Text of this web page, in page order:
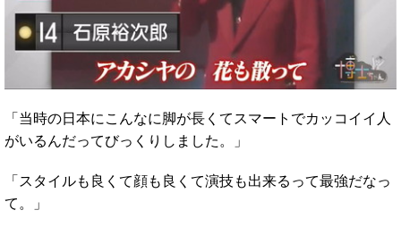
「当時の日本にこんなに脚が長くてスマートでカッコイイ人
がいるんだってびっくりしました。」
「スタイルも良くて顔も良くて演技も出来るって最強だなっ
て。」